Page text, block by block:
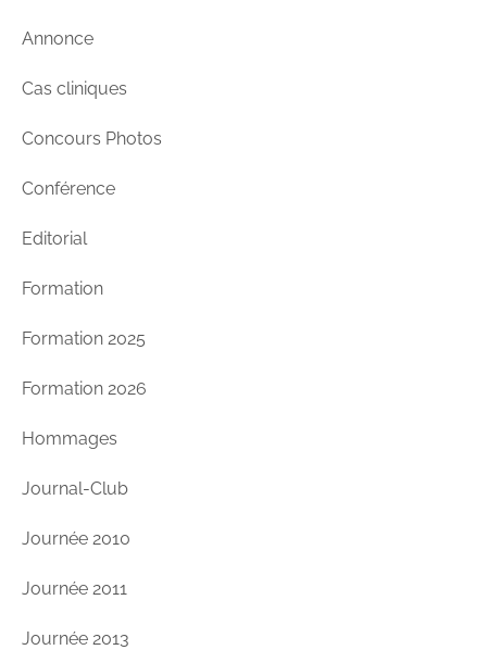
Annonce
Cas cliniques
Concours Photos
Conférence
Editorial
Formation
Formation 2025
Formation 2026
Hommages
Journal-Club
Journée 2010
Journée 2011
Journée 2013